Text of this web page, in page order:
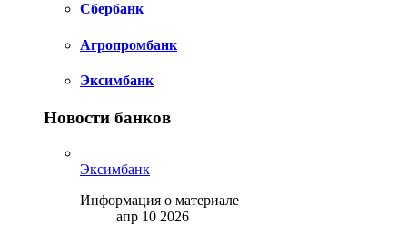
Сбербанк
Агропромбанк
Эксимбанк
Новости банков
Эксимбанк
Информация о материале
апр 10 2026